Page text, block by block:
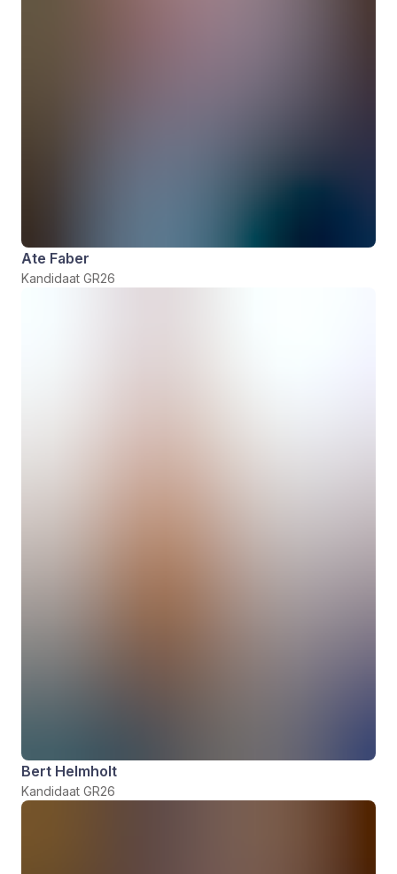
Ate Faber
Kandidaat GR26
Bert Helmholt
Kandidaat GR26